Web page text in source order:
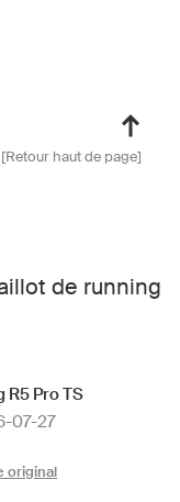
[Retour haut de page]
de running
R5 Pro TS
07-27
original